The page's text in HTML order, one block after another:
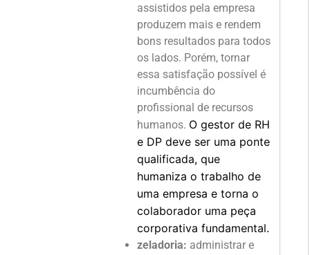
assistidos pela empresa
produzem mais e rendem
bons resultados para todos
os lados. Porém, tornar
essa satisfação possível é
incumbência do
profissional de recursos
humanos. O gestor de RH
e DP deve ser uma ponte
qualificada, que
humaniza o trabalho de
uma empresa e torna o
colaborador uma peça
corporativa fundamental.
zeladoria: administrar e